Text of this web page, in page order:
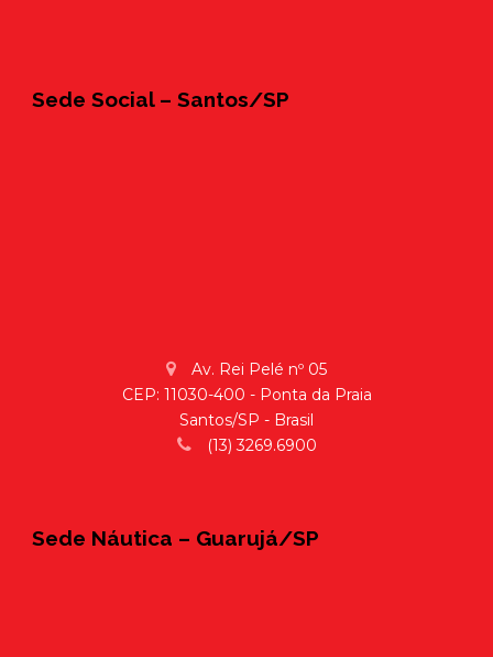
Sede Social – Santos/SP
Av. Rei Pelé nº 05
CEP: 11030-400 - Ponta da Praia
Santos/SP - Brasil
(13) 3269.6900
Sede Náutica – Guarujá/SP